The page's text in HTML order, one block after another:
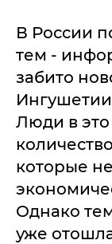
В России
тем -
забито
Люди в
которые
Однако
уже